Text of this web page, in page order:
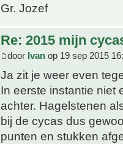
Gr. Jozef
Re: 2015 mijn
door Ivan op 19 sep 2015
Ja zit je weer even
In eerste instantie niet
achter. Hagelstenen
bij de cycas dus
punten en stukken